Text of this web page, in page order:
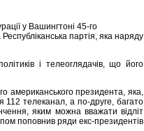
у Вашингтоні 45-го
партія, яка наряду
і телеоглядачів, що його
американського президента, яка,
112 телеканал, а по-друге, багато
яким можна вважати відліт
поповнив ряди екс-президентів